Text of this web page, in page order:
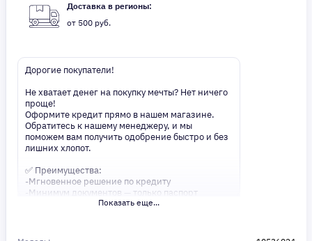
Доставка в регионы:
от 500 руб.
Дорогие покупатели!
Не хватает денег на покупку мечты? Нет ничего
проще!
Оформите кредит прямо в нашем магазине.
Обратитесь к нашему менеджеру, и мы
поможем вам получить одобрение быстро и без
лишних хлопот.
✅ Преимущества:
-Мгновенное решение по кредиту
-Минимум документов — только паспорт
-Удобные сроки и низкие процентные ставки
Получите то, что нужно, прямо сейчас. Ваше
Показать еще...